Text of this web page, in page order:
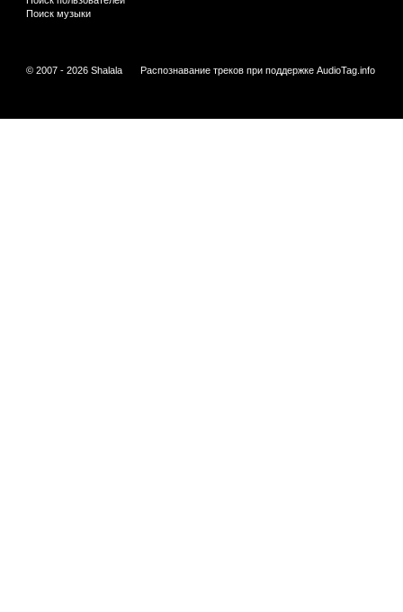
Поиск музыки
© 2007 - 2026 Shalala Распознавание треков при поддержке AudioTag.info